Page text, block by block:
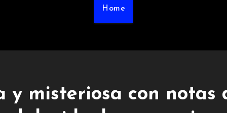
Home
y misteriosa con notas